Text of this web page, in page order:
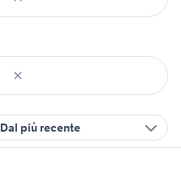
Dal più recente